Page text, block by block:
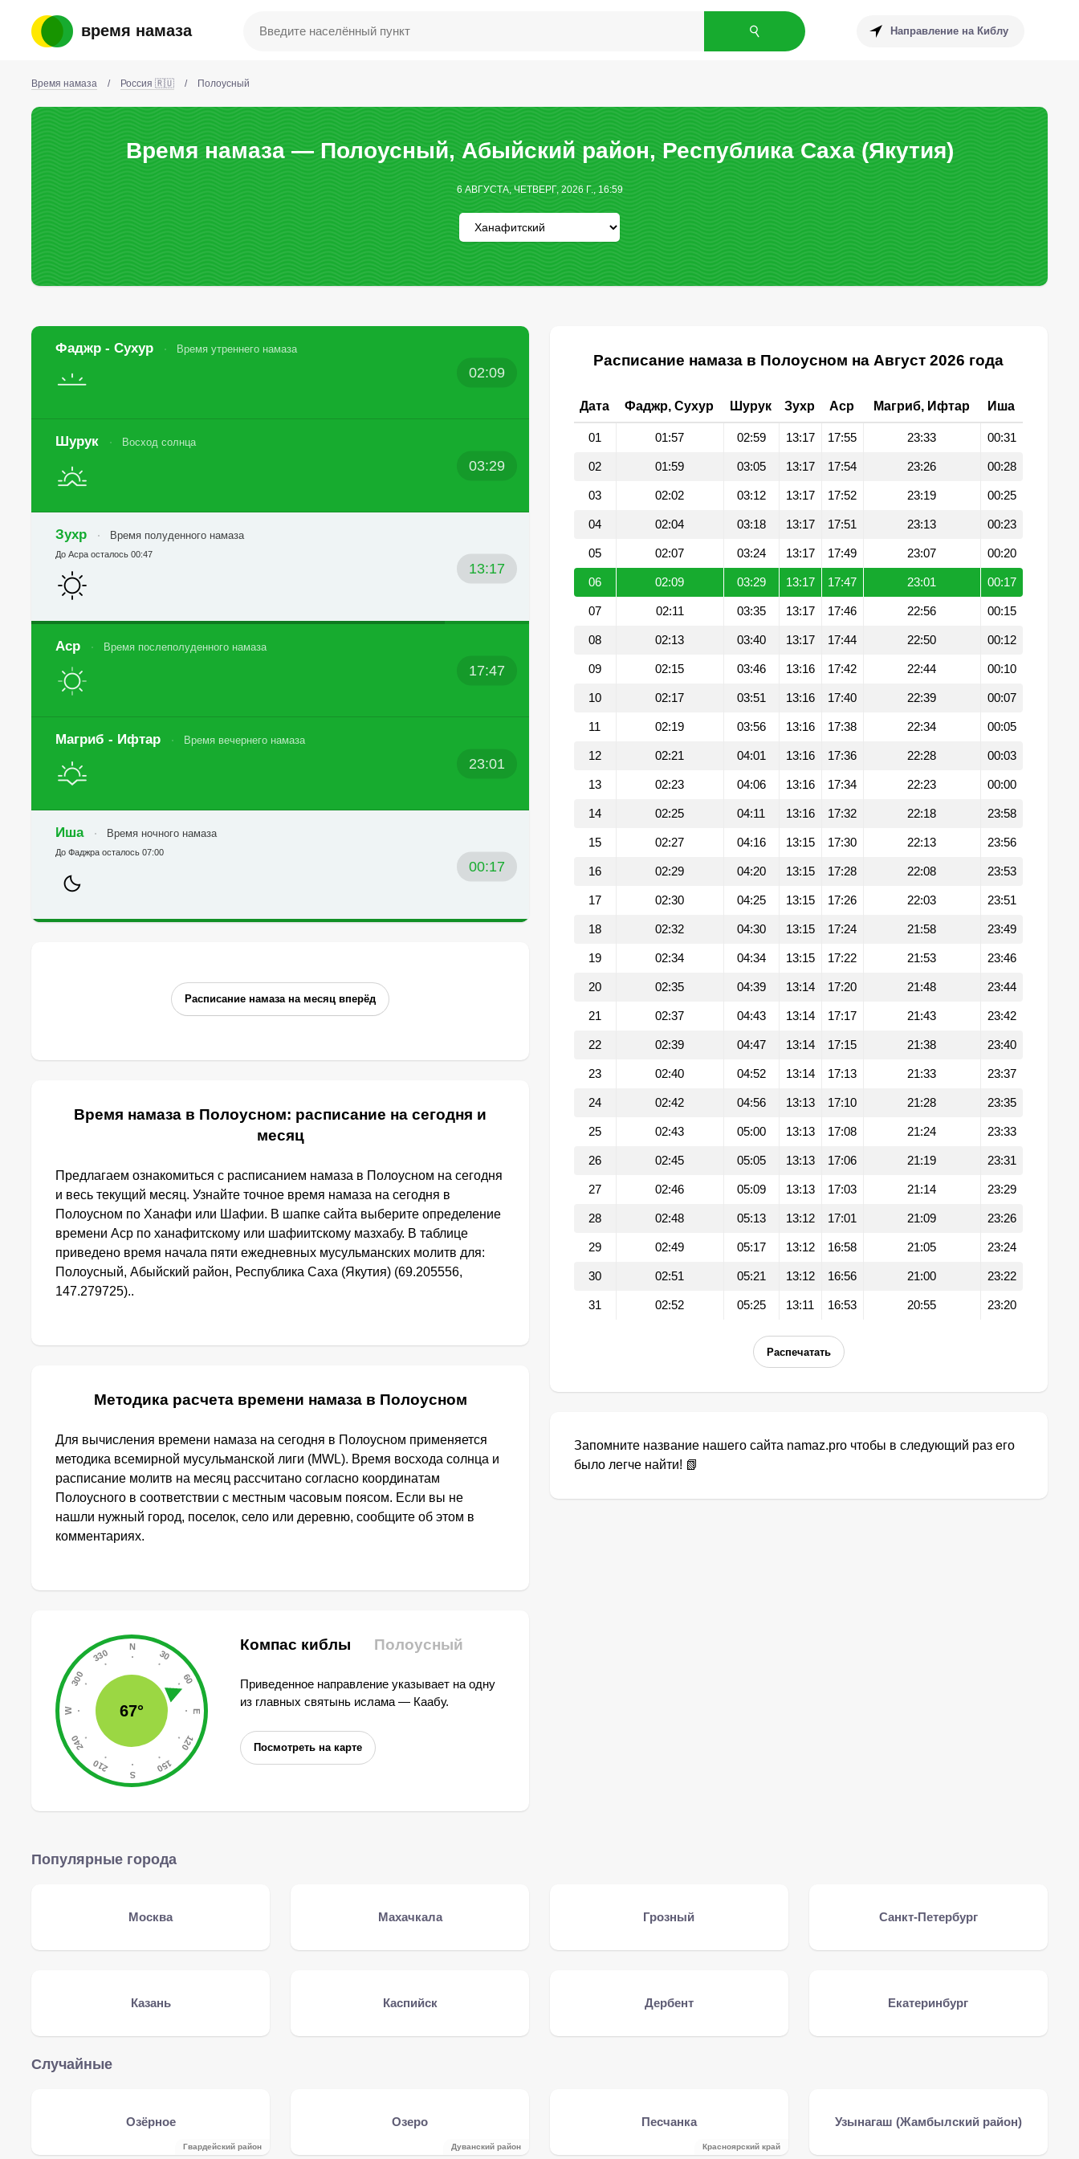
время намаза Направление на Киблу
Время намаза / Россия 🇷🇺 / Полоусный
Время намаза — Полоусный, Абыйский район, Республика Саха (Якутия)
6 АВГУСТА, ЧЕТВЕРГ, 2026 Г., 16:59
Фаджр - Сухур Время утреннего намаза
02:09
Шурук Восход солнца
03:29
Зухр Время полуденного намаза
13:17
До Асра осталось 00:47
Аср Время послеполуденного намаза
17:47
Магриб - Ифтар Время вечернего намаза
23:01
Иша Время ночного намаза
00:17
До Фаджра осталось 07:00
Расписание намаза на месяц вперёд
Время намаза в Полоусном: расписание на сегодня и
месяц
Предлагаем ознакомиться с расписанием намаза в Полоусном на сегодня
и весь текущий месяц. Узнайте точное время намаза на сегодня в
Полоусном по Ханафи или Шафии. В шапке сайта выберите определение
времени Аср по ханафитскому или шафиитскому мазхабу. В таблице
приведено время начала пяти ежедневных мусульманских молитв для:
Полоусный, Абыйский район, Республика Саха (Якутия) (69.205556,
147.279725)..
Методика расчета времени намаза в Полоусном
Для вычисления времени намаза на сегодня в Полоусном применяется
методика всемирной мусульманской лиги (MWL). Время восхода солнца и
расписание молитв на месяц рассчитано согласно координатам
Полоусного в соответствии с местным часовым поясом. Если вы не
нашли нужный город, поселок, село или деревню, сообщите об этом в
комментариях.
67°
Компас киблы Полоусный
Приведенное направление указывает на одну
из главных святынь ислама — Каабу.
Посмотреть на карте
Расписание намаза в Полоусном на Август 2026 года
Дата Фаджр, Сухур Шурук Зухр Аср Магриб, Ифтар Иша
01 01:57 02:59 13:17 17:55 23:33 00:31
02 01:59 03:05 13:17 17:54 23:26 00:28
03 02:02 03:12 13:17 17:52 23:19 00:25
04 02:04 03:18 13:17 17:51 23:13 00:23
05 02:07 03:24 13:17 17:49 23:07 00:20
06 02:09 03:29 13:17 17:47 23:01 00:17
07 02:11 03:35 13:17 17:46 22:56 00:15
08 02:13 03:40 13:17 17:44 22:50 00:12
09 02:15 03:46 13:16 17:42 22:44 00:10
10 02:17 03:51 13:16 17:40 22:39 00:07
11 02:19 03:56 13:16 17:38 22:34 00:05
12 02:21 04:01 13:16 17:36 22:28 00:03
13 02:23 04:06 13:16 17:34 22:23 00:00
14 02:25 04:11 13:16 17:32 22:18 23:58
15 02:27 04:16 13:15 17:30 22:13 23:56
16 02:29 04:20 13:15 17:28 22:08 23:53
17 02:30 04:25 13:15 17:26 22:03 23:51
18 02:32 04:30 13:15 17:24 21:58 23:49
19 02:34 04:34 13:15 17:22 21:53 23:46
20 02:35 04:39 13:14 17:20 21:48 23:44
21 02:37 04:43 13:14 17:17 21:43 23:42
22 02:39 04:47 13:14 17:15 21:38 23:40
23 02:40 04:52 13:14 17:13 21:33 23:37
24 02:42 04:56 13:13 17:10 21:28 23:35
25 02:43 05:00 13:13 17:08 21:24 23:33
26 02:45 05:05 13:13 17:06 21:19 23:31
27 02:46 05:09 13:13 17:03 21:14 23:29
28 02:48 05:13 13:12 17:01 21:09 23:26
29 02:49 05:17 13:12 16:58 21:05 23:24
30 02:51 05:21 13:12 16:56 21:00 23:22
31 02:52 05:25 13:11 16:53 20:55 23:20
Распечатать
Запомните название нашего сайта namaz.pro чтобы в следующий раз его
было легче найти! 📗
Популярные города
Москва Махачкала Грозный Санкт-Петербург
Казань Каспийск Дербент Екатеринбург
Случайные
Озёрное
Гвардейский район
Озеро
Дуванский район
Песчанка
Красноярский край
Узынагаш (Жамбылский район)